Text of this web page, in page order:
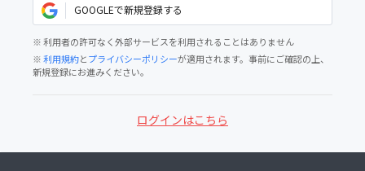
GOOGLEで新規登録する
※ 利用者の許可なく外部サービスを利用されることはありません
※利用規約とプライバシーポリシーが適用されます。事前にご確認の上、
新規登録にお進みください。
ログインはこちら